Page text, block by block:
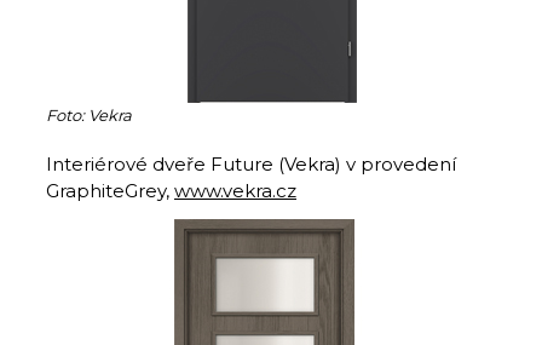
Foto: Vekra
Interiérové dveře Future (Vekra) v provedení
GraphiteGrey, www.vekra.cz